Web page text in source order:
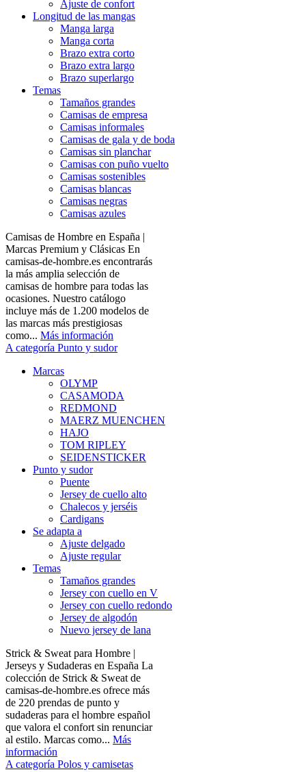
Ajuste de confort
Longitud de las mangas
Manga larga
Manga corta
Brazo extra corto
Brazo extra largo
Brazo superlargo
Temas
Tamaños grandes
Camisas de empresa
Camisas informales
Camisas de gala y de boda
Camisas sin planchar
Camisas con puño vuelto
Camisas sostenibles
Camisas blancas
Camisas negras
Camisas azules
Camisas de Hombre en España |
Marcas Premium y Clásicas En
camisas-de-hombre.es encontrarás
la más amplia selección de
camisas de hombre para todas las
ocasiones. Nuestro catálogo
incluye más de 1.200 modelos de
las marcas más prestigiosas
como... Más información
A categoría Punto y sudor
Marcas
OLYMP
CASAMODA
REDMOND
MAERZ MUENCHEN
HAJO
TOM RIPLEY
SEIDENSTICKER
Punto y sudor
Puente
Jersey de cuello alto
Chalecos y jerséis
Cardigans
Se adapta a
Ajuste delgado
Ajuste regular
Temas
Tamaños grandes
Jersey con cuello en V
Jersey con cuello redondo
Jersey de algodón
Nuevo jersey de lana
Strick & Sweat para Hombre |
Jerseys y Sudaderas en España La
colección de Strick & Sweat de
camisas-de-hombre.es ofrece más
de 220 prendas de punto y
sudaderas para el hombre español
que valora el confort sin renunciar
al estilo. Marcas como... Más
información
A categoría Polos y camisetas